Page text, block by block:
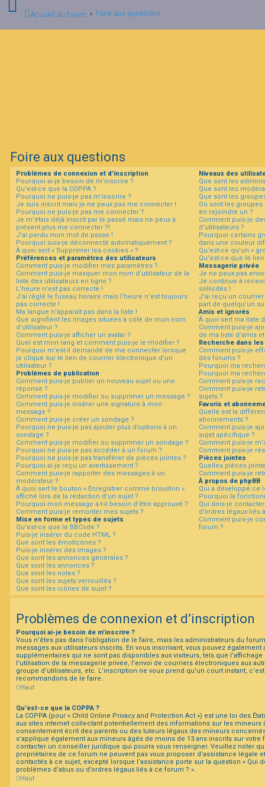
I
Accueil du forum Foire aux questions
Foire aux questions
Problèmes de connexion et d’inscription
Pourquoi ai-je besoin de m’inscrire ?
Qu’est-ce que la COPPA ?
Pourquoi ne puis-je pas m’inscrire ?
Je suis inscrit mais je ne peux pas me connecter !
Pourquoi ne puis-je pas me connecter ?
Je m’étais déjà inscrit par le passé mais ne peux à
présent plus me connecter ?!
J’ai perdu mon mot de passe !
Pourquoi suis-je déconnecté automatiquement ?
À quoi sert « Supprimer les cookies » ?
Préférences et paramètres des utilisateurs
Comment puis-je modifier mes paramètres ?
Comment puis-je masquer mon nom d’utilisateur de la
liste des utilisateurs en ligne ?
L’heure n’est pas correcte !
J’ai réglé le fuseau horaire mais l’heure n’est toujours
pas correcte !
Ma langue n’apparaît pas dans la liste !
Que signifient les images situées à côté de mon nom
d’utilisateur ?
Comment puis-je afficher un avatar ?
Quel est mon rang et comment puis-je le modifier ?
Pourquoi m’est-il demandé de me connecter lorsque
je clique sur le lien de courrier électronique d’un
utilisateur ?
Problèmes de publication
Comment puis-je publier un nouveau sujet ou une
réponse ?
Comment puis-je modifier ou supprimer un message ?
Comment puis-je insérer une signature à mon
message ?
Comment puis-je créer un sondage ?
Pourquoi ne puis-je pas ajouter plus d’options à un
sondage ?
Comment puis-je modifier ou supprimer un sondage ?
Pourquoi ne puis-je pas accéder à un forum ?
Pourquoi ne puis-je pas transférer de pièces jointes ?
Pourquoi ai-je reçu un avertissement ?
Comment puis-je rapporter des messages à un
modérateur ?
À quoi sert le bouton « Enregistrer comme brouillon »
affiché lors de la rédaction d’un sujet ?
Pourquoi mon message a-t-il besoin d’être approuvé ?
Comment puis-je remonter mes sujets ?
Mise en forme et types de sujets
Qu’est-ce que le BBCode ?
Puis-je insérer du code HTML ?
Que sont les émoticônes ?
Puis-je insérer des images ?
Que sont les annonces générales ?
Que sont les annonces ?
Que sont les notes ?
Que sont les sujets verrouillés ?
Que sont les icônes de sujet ?
Niveaux des
Que sont les
Que sont les
Que sont les
Où sont les
en rejoindre un ?
Comment puis-je
d’utilisateurs ?
Pourquoi certains
dans une couleur
Qu’est-ce qu’un «
Qu’est-ce que le lien
Messagerie privée
Je ne peux pas
Je continue à
sollicités !
J’ai reçu un
part de quelqu’un
Amis et ignorés
À quoi sert ma liste
Comment puis-je
de ma liste d’amis
Recherche dans
Comment puis-je
des forums ?
Pourquoi ma
Pourquoi ma
Comment puis-je
Comment puis-je
sujets ?
Favoris et
Quelle est la
abonnements ?
Comment puis-je
sujet spécifique ?
Comment puis-je
Comment puis-je
Pièces jointes
Quelles pièces
Comment puis-je
À propos de phpBB
Qui a développé ce
Pourquoi la
Qui dois-je
d’ordres légaux liés
Comment puis-je
forum ?
Problèmes de connexion et d’inscription
Pourquoi ai-je besoin de m’inscrire ?
Vous n’êtes pas dans l’obligation de le faire, mais les administrateurs du
messages aux utilisateurs inscrits. En vous inscrivant, vous pouvez
supplémentaires qui ne sont pas disponibles aux visiteurs, tels que l’affichage
l’utilisation de la messagerie privée, l’envoi de courriers électroniques aux
groupe d’utilisateurs, etc. L’inscription ne vous prend qu’un court instant,
recommandons de le faire.
Haut
Qu’est-ce que la COPPA ?
La COPPA (pour « Child Online Privacy and Protection Act ») est une loi des
aux sites internet collectant potentiellement des informations sur les mineurs
consentement écrit des parents ou des tuteurs légaux des mineurs
s’applique également aux mineurs âgés de moins de 13 ans inscrits sur
contacter un conseiller juridique qui pourra vous renseigner. Veuillez noter
propriétaires de ce forum ne peuvent pas vous proposer d’assistance légale
contactés à ce sujet, excepté lorsque l’assistance porte sur la question « Qui
problèmes d’abus ou d’ordres légaux liés à ce forum ? ».
Haut